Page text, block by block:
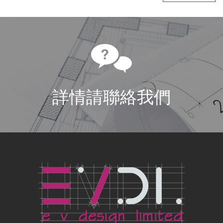
詳情請聯絡我們